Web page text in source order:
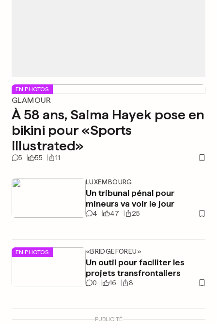
EN PHOTOS
GLAMOUR
À 58 ans, Salma Hayek pose en
bikini pour «Sports
Illustrated»
5 55 11
LUXEMBOURG
Un tribunal pénal pour
mineurs va voir le jour
4 47 25
EN PHOTOS «BRIDGEFOREU»
Un outil pour faciliter les
projets transfrontaliers
0 16 8
PUBLICITÉ